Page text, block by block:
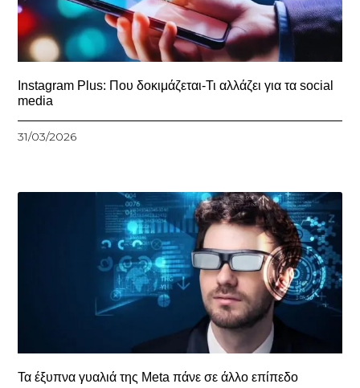
Instagram Plus: Που δοκιμάζεται-Τι αλλάζει για τα social
media
31/03/2026
Τα έξυπνα γυαλιά της Meta πάνε σε άλλο επίπεδο